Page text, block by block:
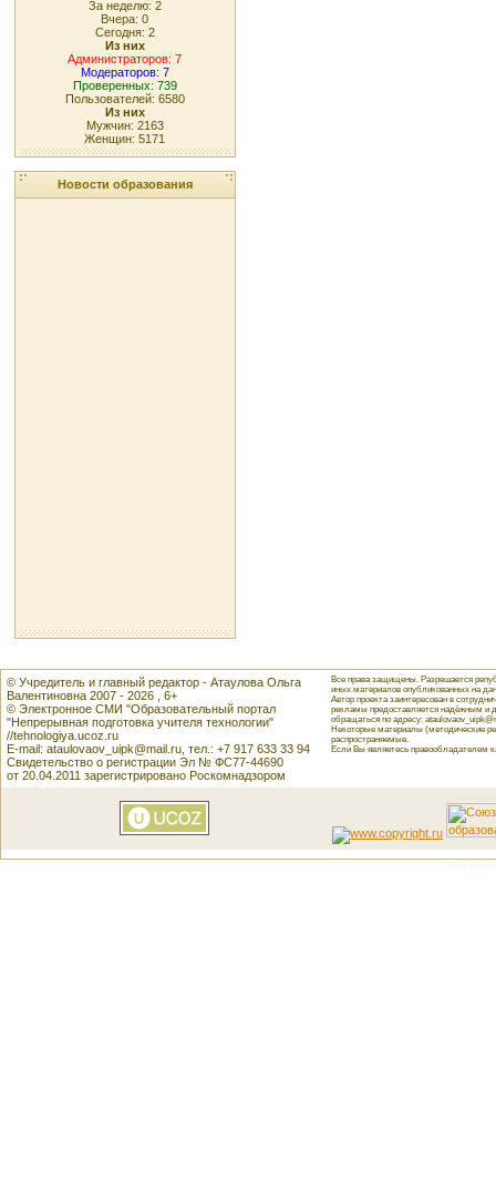
За неделю: 2
Вчера: 0
Сегодня: 2
Из них
Администраторов: 7
Модераторов: 7
Проверенных: 739
Пользователей: 6580
Из них
Мужчин: 2163
Женщин: 5171
Новости образования
© Учредитель и главный редактор - Атаулова Ольга
Валентиновна 2007 - 2026 , 6+
© Электронное СМИ "Образовательный портал
"Непрерывная подготовка учителя технологии"
//tehnologiya.ucoz.ru
E-mail: ataulovaov_uipk@mail.ru, тел.: +7 917 633 33 94
Свидетельство о регистрации Эл № ФС77-44690
от 20.04.2011 зарегистрировано Роскомнадзором
Все права защищены. Разрешается
иных материалов опубликованных на
Автор проекта заинтересован в
рекламы предоставляется надёжным и
обращаться по адресу:
Некоторые материалы (методические
распространяемые.
Если Вы являетесь правообладателем